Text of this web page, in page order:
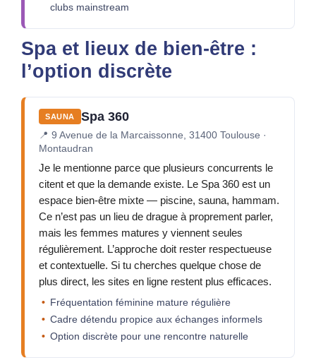
clubs mainstream
Spa et lieux de bien-être :
l’option discrète
SAUNA Spa 360
📍 9 Avenue de la Marcaissonne, 31400 Toulouse ·
Montaudran
Je le mentionne parce que plusieurs concurrents le
citent et que la demande existe. Le Spa 360 est un
espace bien-être mixte — piscine, sauna, hammam.
Ce n’est pas un lieu de drague à proprement parler,
mais les femmes matures y viennent seules
régulièrement. L’approche doit rester respectueuse
et contextuelle. Si tu cherches quelque chose de
plus direct, les sites en ligne restent plus efficaces.
Fréquentation féminine mature régulière
Cadre détendu propice aux échanges informels
Option discrète pour une rencontre naturelle